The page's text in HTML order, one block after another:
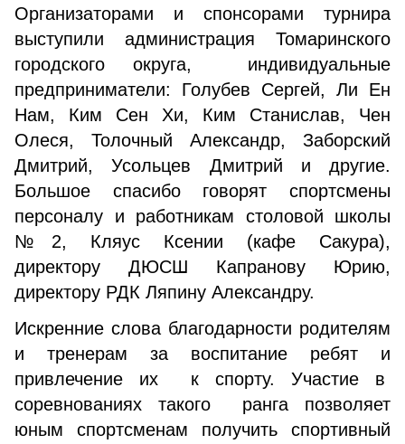
Организаторами и спонсорами турнира
выступили администрация Томаринского
городского округа, индивидуальные
предприниматели: Голубев Сергей, Ли Ен
Нам, Ким Сен Хи, Ким Станислав, Чен
Олеся, Толочный Александр, Заборский
Дмитрий, Усольцев Дмитрий и другие.
Большое спасибо говорят спортсмены
персоналу и работникам столовой школы
№2, Кляус Ксении (кафе Сакура),
директору ДЮСШ Капранову Юрию,
директору РДК Ляпину Александру.
Искренние слова благодарности родителям
и тренерам за воспитание ребят и
привлечение их к спорту. Участие в
соревнованиях такого ранга позволяет
юным спортсменам получить спортивный